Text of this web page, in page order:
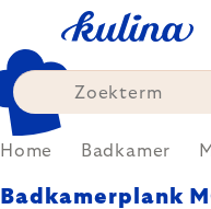
content
Home Badkamer
Badkamerplank